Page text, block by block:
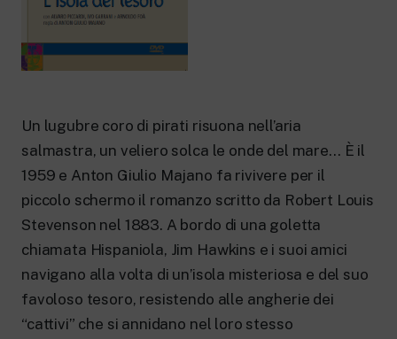
New 24 ore su 24: attualità, ultime notizie
e aggiornamenti.
Rai TgR
Approfondimenti culturali su Arte,
Rai Cultura
Per le scuole secondarie di I e II grado,
l’Università, i Docenti e l’istruzione degli
adulti.
Rai Scuola
Un lugubre coro di pirati risuona nell’aria
salmastra, un veliero solca le onde del mare… È il
1959 e Anton Giulio Majano fa rivivere per il
piccolo schermo il romanzo scritto da Robert Louis
Stevenson nel 1883. A bordo di una goletta
chiamata Hispaniola, Jim Hawkins e i suoi amici
navigano alla volta di un’isola misteriosa e del suo
favoloso tesoro, resistendo alle angherie dei
“cattivi” che si annidano nel loro stesso